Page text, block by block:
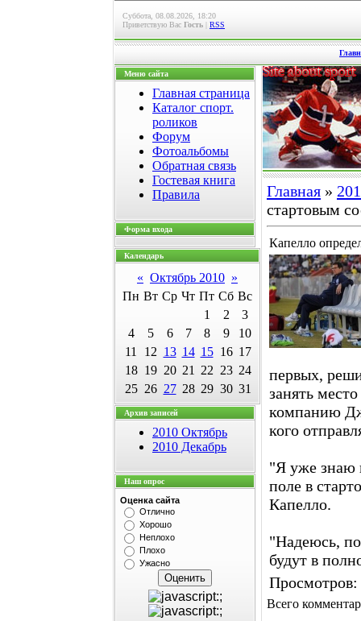
Суббота, 08.08.2026, 18:20
Приветствую Вас Гость | RSS
Меню сайта
Главная страница
Каталог спорт.
роликов
Форум
Фотоальбомы
Обратная связь
Гостевая книга
Правила
Форма входа
Календарь
« Октябрь 2010 »
Пн Вт Ср Чт Пт Сб Вс
1
2
3
4
5 6 7 8 9
10
11
12 13 14 15 16 17
18 19 20 21 22 23 24
25 26 27 28 29 30 31
Архив записей
2010 Октябрь
2010 Декабрь
Наш опрос
Оценка сайта
Отлично
Хорошо
Неплохо
Плохо
Ужасно
Главная »
стартовым
Капелло
первых,
занять
компанию
кого
"Я уже знаю
поле в
Капелло.
"Надеюсь,
будут в
Просмотров:
Всего